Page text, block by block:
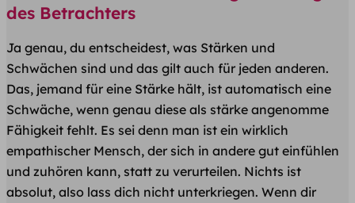
des Betrachters
Ja genau, du entscheidest, was Stärken und
Schwächen sind und das gilt auch für jeden anderen.
Das, jemand für eine Stärke hält, ist automatisch eine
Schwäche, wenn genau diese als stärke angenomme
Fähigkeit fehlt. Es sei denn man ist ein wirklich
empathischer Mensch, der sich in andere gut einfühlen
und zuhören kann, statt zu verurteilen. Nichts ist
absolut, also lass dich nicht unterkriegen. Wenn dir